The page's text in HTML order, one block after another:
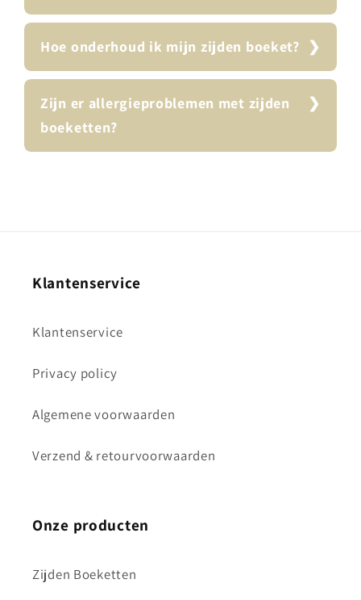
Hoe onderhoud ik mijn zijden boeket?
Zijn er allergieproblemen met zijden
boeketten?
Klantenservice
Klantenservice
Privacy policy
Algemene voorwaarden
Verzend & retourvoorwaarden
Onze producten
Zijden Boeketten